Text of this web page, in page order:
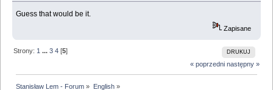
Guess that would be it.
Zapisane
DRUKUJ
Strony:1 ...3 4 [5]
« poprzedni następny »
Stanisław Lem - Forum » English»